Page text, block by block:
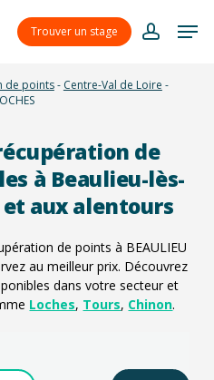
Trouver un stage
account
de points- Centre-Val de Loire -
de
à Beaulieu-lès-
et aux alentours
de points à BEAULIEU
au meilleur prix. Découvrez
dans votre secteur et
Loches, Tours, Chinon.